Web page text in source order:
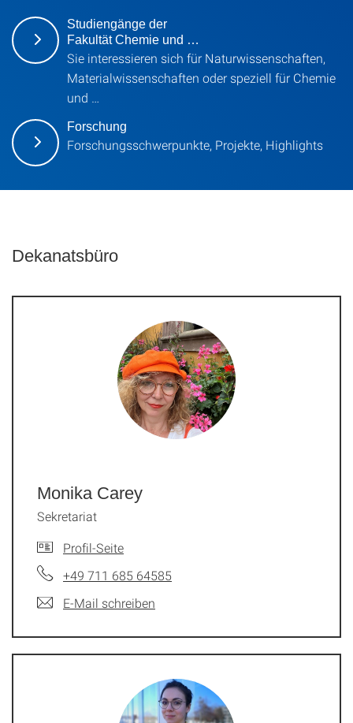
Studiengänge der
Fakultät Chemie und …
Sie interessieren sich für Naturwissenschaften,
Materialwissenschaften oder speziell für Chemie
und …
Forschung
Forschungsschwerpunkte, Projekte, Highlights
Dekanatsbüro
Monika Carey
Sekretariat
Profil-Seite
+49 711 685 64585
E-Mail schreiben